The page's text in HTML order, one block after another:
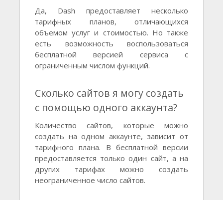
Да, Dash предоставляет несколько
тарифных планов, отличающихся
объемом услуг и стоимостью. Но также
есть возможность воспользоваться
бесплатной версией сервиса с
ограниченным числом функций.
Сколько сайтов я могу создать
с помощью одного аккаунта?
Количество сайтов, которые можно
создать на одном аккаунте, зависит от
тарифного плана. В бесплатной версии
предоставляется только один сайт, а на
других тарифах можно создать
неограниченное число сайтов.